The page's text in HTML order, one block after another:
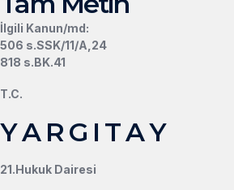
İlgili Kanun/md:
506 s.SSK/11/A,24
818 s.BK.41
T.C.
Y A R G I T A Y
21.Hukuk Dairesi